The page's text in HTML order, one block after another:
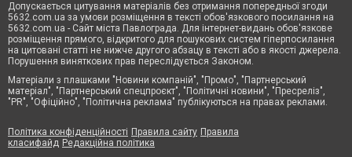
Допускається цитування матеріалів без отримання попередньої згоди
5632.com.ua за умови розміщення в тексті обов'язкового посилання на
5632.com.ua - Сайт міста Павлограда. Для інтернет-видань обов'язкове
розміщення прямого, відкритого для пошукових систем гіперпосилання
на цитовані статті не нижче другого абзацу в тексті або в якості джерела.
Порушення виняткових прав переслідується Законом.
Матеріали з плашками "Новини компаній", "Промо", "Партнерський
матеріал", "Партнерський спецпроєкт", "Політичні новини", "Пресреліз",
"PR", "Офіційно", "Політична реклама" публікуються на правах реклами.
Політика конфіденційності Правила сайту Правила
класифайд Редакційна політика